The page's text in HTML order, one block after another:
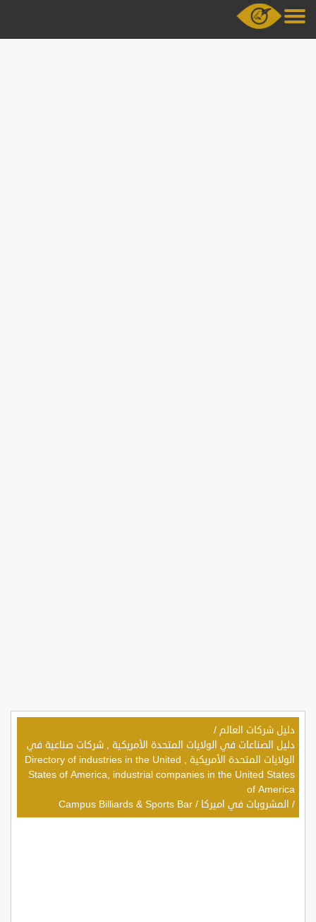
دليل شركات العالم /
دليل الصناعات في الولايات المتحدة الأمريكية , شركات صناعية في
الولايات المتحدة الأمريكية , Directory of industries in the United
States of America, industrial companies in the United States
of America
/ المشروبات في اميركا /
Campus Billiards & Sports Bar